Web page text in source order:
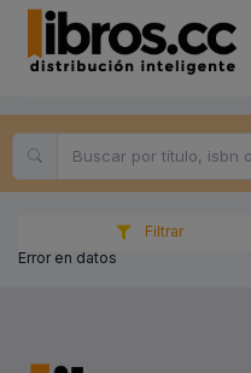
Filtrar
Error en datos